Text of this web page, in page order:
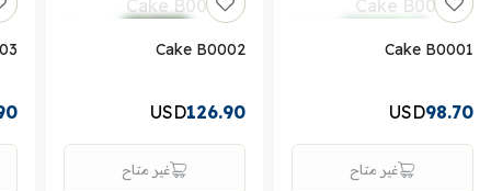
Cake B0001
98.70
USD
غير متاح
Cake B0002
126.90
USD
غير متاح